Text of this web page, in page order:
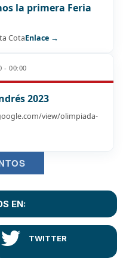
la primera Feria
CotaEnlace →
- 00:00
2023
view/olimpiada-
EN: